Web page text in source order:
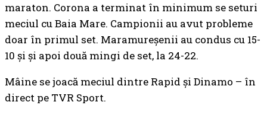
maraton. Corona a terminat în minimum se seturi
meciul cu Baia Mare. Campionii au avut probleme
doar în primul set. Maramureșenii au condus cu 15-
10 și și apoi două mingi de set, la 24-22.
Mâine se joacă meciul dintre Rapid și Dinamo – în
direct pe TVR Sport.